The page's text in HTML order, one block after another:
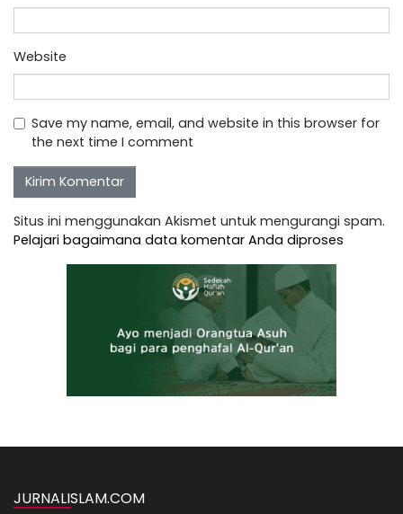
Website
Save my name, email, and website in this browser for
the next time I comment
Situs ini menggunakan Akismet untuk mengurangi spam.
Pelajari bagaimana data komentar Anda diproses
JURNALISLAM.COM